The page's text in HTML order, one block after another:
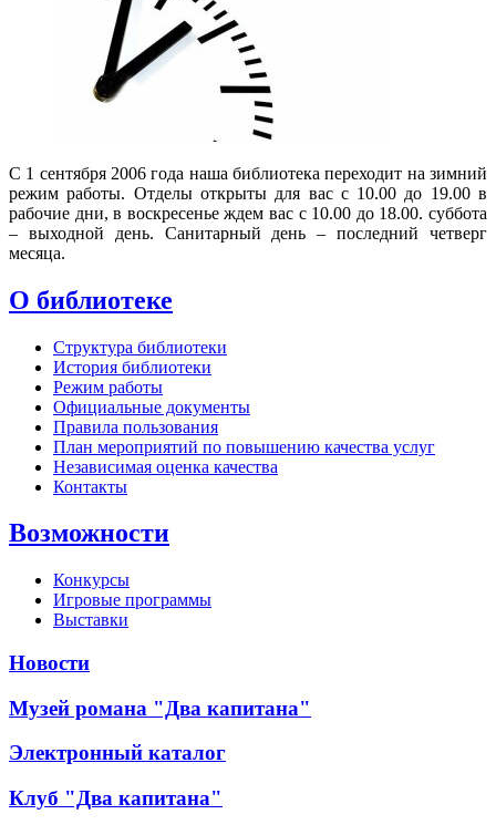
С 1 сентября 2006 года наша библиотека переходит на зимний
режим работы. Отделы открыты для вас с 10.00 до 19.00 в
рабочие дни, в воскресенье ждем вас с 10.00 до 18.00. суббота
– выходной день. Санитарный день – последний четверг
месяца.
О библиотеке
Структура библиотеки
История библиотеки
Режим работы
Официальные документы
Правила пользования
План мероприятий по повышению качества услуг
Независимая оценка качества
Контакты
Возможности
Конкурсы
Игровые программы
Выставки
Новости
Музей романа "Два капитана"
Электронный каталог
Клуб "Два капитана"